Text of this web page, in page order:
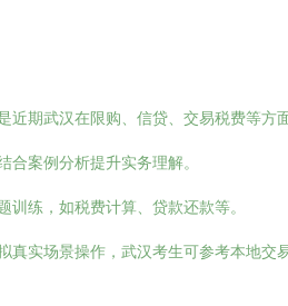
期武汉在限购、信贷、交易税费等
合案例分析提升实务理解。
训练，如税费计算、贷款还款等。
实场景操作，武汉考生可参考本地交